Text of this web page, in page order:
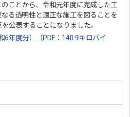
ことから、令和元年度に完成した工
る透明性と適正な施工を図ることを
公表することになりました。
6年度分）（PDF：140.9キロバイ